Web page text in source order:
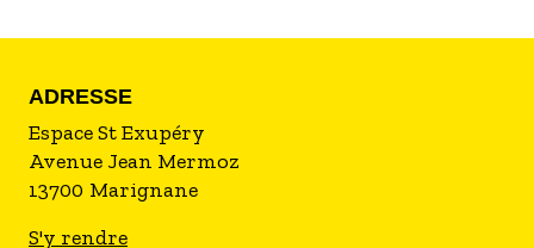
ADRESSE
Espace St Exupéry
Avenue Jean Mermoz
13700 Marignane
S'y rendre